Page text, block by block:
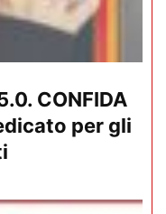
CONFIDA
per gli